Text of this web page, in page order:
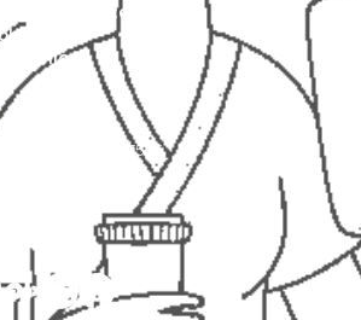
Pracy Tymczasowej
Center
granicą
41-709
Niedurnego 75/7
3003 834